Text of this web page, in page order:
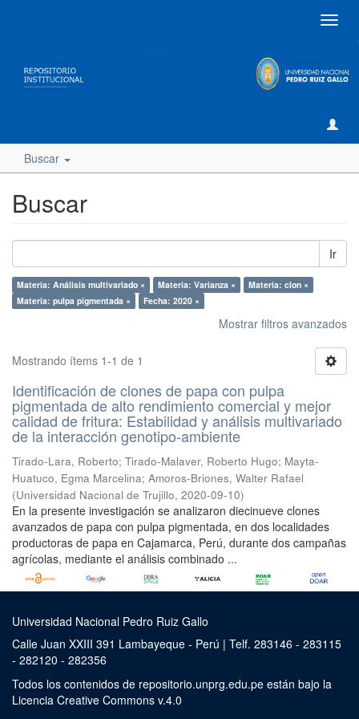
Buscar
Buscar
Ir
Materia: Análisis multivariado × Materia: Varianza ×
Materia: clon ×
Materia: pulpa pigmentada ×
Fecha: 2020 ×
Mostrar filtros avanzados
Mostrando ítems 1-1 de 1
Identificación de clones de papa con pulpa
pigmentada de alto rendimiento comercial y mejor
calidad de fritura: Estabilidad y análisis multivariado
de la interacción genotipo-ambiente
Tirado-Lara, Roberto; Tirado-Malaver, Roberto Hugo; Mayta-
Huatuco, Egma Marcelina; Amoros-Briones, Walter Rafael
(Universidad Nacional de Trujillo, 2020-09-10)
En la presente investigación se analizaron diecinueve clones
avanzados de papa con pulpa pigmentada, en dos localidades
productoras de papa en Cajamarca, Perú, durante dos campañas
agrícolas, mediante el análisis combinado ...
Universidad Nacional Pedro Ruiz Gallo
Calle Juan XXIII 391 Lambayeque - Perú | Telf. 283146 - 283115
- 282120 - 282356
Todos los contenidos de repositorio.unprg.edu.pe están bajo la
Licencia Creative Commons v.4.0